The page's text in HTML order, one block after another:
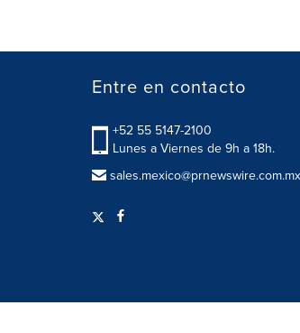
Entre en contacto
+52 55 5147-2100
Lunes a Viernes de 9h a 18h.
sales.mexico@prnewswire.com.mx